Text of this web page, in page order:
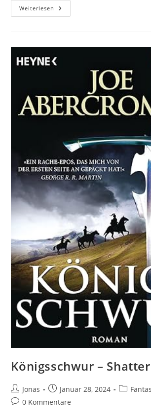
Weiterlesen
Königsschwur –
Jonas Januar 28, 2024
0 Kommentare